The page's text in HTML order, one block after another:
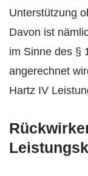
Unterstützung
Davon ist
im Sinne des §
angerechnet
Hartz IV